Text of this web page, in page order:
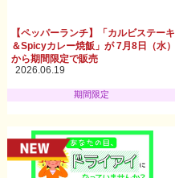
【ペッパーランチ】「カルビステーキ
＆Spicyカレー焼飯」が 7月8日（水）
から期間限定で販売
2026.06.19
期間限定